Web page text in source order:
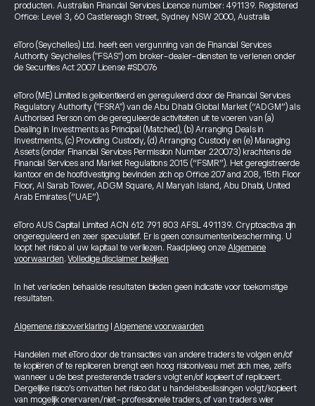
producten. Australian Financial Services Licence number: 491139. Registered
Office: Level 3, 60 Castlereagh Street, Sydney NSW 2000, Australia
eToro (Seychelles) Ltd. heeft een vergunning van de Financial Services
Authority Seychelles ("FSAS") om broker-dealer-diensten te verlenen onder
de Securities Act 2007 License #SD076
eToro (ME) Limited is gelicentieerd en gereguleerd door de Financial Services
Regulatory Authority ("FSRA") van de Abu Dhabi Global Market (“ADGM”) als
Authorised Person om de gereguleerde activiteiten uit te voeren van (a)
Dealing in Investments as Principal (Matched), (b) Arranging Deals in
Investments, (c) Providing Custody, (d) Arranging Custody en (e) Managing
Assets (onder Financial Services Permission Number 220073) krachtens de
Financial Services and Market Regulations 2015 (“FSMR”). Het geregistreerde
kantoor en de hoofdvestiging bevinden zich op Office 207 and 208, 15th Floor
Floor, Al Sarab Tower, ADGM Square, Al Maryah Island, Abu Dhabi, United
Arab Emirates (“UAE”).
eToro AUS Capital Limited ACN 612 791 803 AFSL 491139. Cryptoactiva zijn
ongereguleerd en zeer speculatief. Er is geen consumentenbescherming. U
loopt het risico al uw kapitaal te verliezen. Raadpleeg onze Algemene
voorwaarden.Volledige disclaimer bekijken
In het verleden behaalde resultaten bieden geen indicatie voor toekomstige
resultaten.
Algemene risicoverklaring Algemene voorwaarden
Handelen met eToro door de transacties van andere traders te volgen en/of
te kopiëren of te repliceren brengt een hoog risiconiveau met zich mee, zelfs
wanneer u de best presterende traders volgt en/of kopieert of repliceert.
Dergelijke risico’s omvatten het risico dat u handelsbeslissingen volgt/kopieert
van mogelijk onervaren/niet-professionele traders, of van traders wier